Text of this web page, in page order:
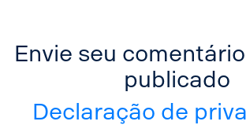
Envie seu
publicado
Declaração de